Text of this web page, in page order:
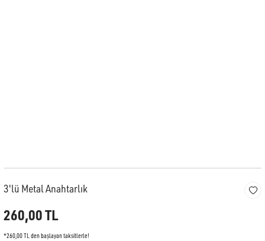
3'lü Metal Anahtarlık
260,00 TL
*260,00 TL den başlayan taksitlerle!